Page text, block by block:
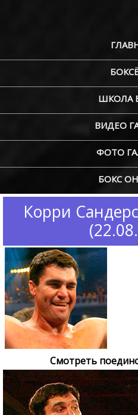
ШКОЛА
ВИДЕО
ФОТО
БОКС
Корри
Смотреть